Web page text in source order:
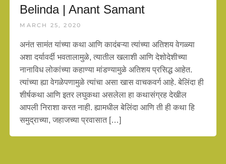
Belinda | Anant Samant
MARCH 25, 2020
अनंत सामंत यांच्या कथा आणि कादंबऱ्या त्यांच्या अतिशय वेगळ्या
अशा दर्यावर्दी भवतालामुळे, त्यातील खलाशी आणि देशोदेशीच्या
नानाविध लोकांच्या कहाण्या मांडण्यामुळे अतिशय प्रसिद्ध आहेत.
त्यांच्या ह्या वेगळेपणामुळे त्यांचा असा खास वाचकवर्ग आहे. बेलिंदा ही
शीर्षकथा आणि इतर लघुकथा असलेला हा कथासंग्रह देखील
आपली निराशा करत नाही. ह्यामधील बेलिंदा आणि ती ही कथा हि
समुद्राच्या, जहाजच्या प्रवासात […]